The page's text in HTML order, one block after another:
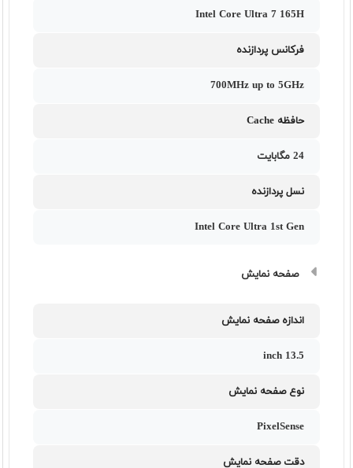
Intel Core Ultra 7 165H
فرکانس پردازنده
700MHz up to 5GHz
حافظه Cache
24 مگابایت
نسل پردازنده
Intel Core Ultra 1st Gen
صفحه نمایش
اندازه صفحه نمایش
13.5 inch
نوع صفحه نمایش
PixelSense
دقت صفحه نمایش